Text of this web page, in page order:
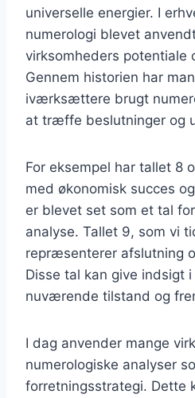
universelle energier. I
numerologi blevet
virksomheders
Gennem historien har
iværksættere brugt
at træffe beslutninger og
For eksempel har tallet 8
med økonomisk succes
er blevet set som et tal
analyse. Tallet 9, som vi
repræsenterer afslutning
Disse tal kan give indsigt
nuværende tilstand og
I dag anvender mange
numerologiske analyser
forretningsstrategi. Dette